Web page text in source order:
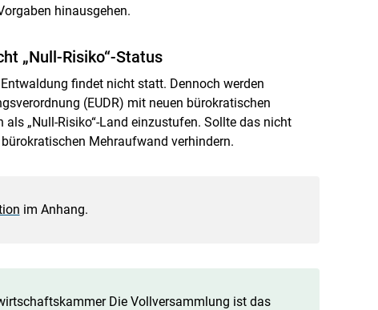
hinausgehen.
„Null-Risiko“-Status
findet nicht statt. Dennoch werden
(EUDR) mit neuen bürokratischen
„Null-Risiko“-Land einzustufen. Sollte das nicht
Mehraufwand verhindern.
im Anhang.
Die Vollversammlung ist das